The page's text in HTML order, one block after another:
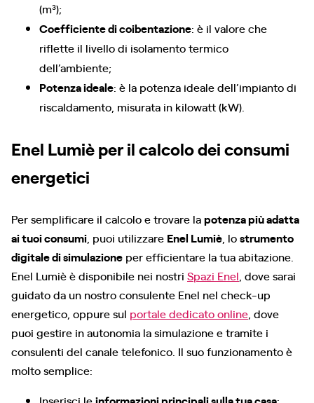
(m³);
Coefficiente di coibentazione: è il valore che
riflette il livello di isolamento termico
dell’ambiente;
Potenza ideale: è la potenza ideale dell’impianto di
riscaldamento, misurata in kilowatt (kW).
Enel Lumiè per il calcolo dei consumi
energetici
Per semplificare il calcolo e trovare lapotenza più adatta
ai tuoi consumi , puoi utilizzare Enel Lumiè , lostrumento
digitale di simulazione per efficientare la tua abitazione.
Enel Lumiè è disponibile nei nostri Spazi Enel , dove sarai
guidato da un nostro consulente Enel nel check-up
energetico, oppure sul portale dedicato online , dove
puoi gestire in autonomia la simulazione e tramite i
consulenti del canale telefonico. Il suo funzionamento è
molto semplice: